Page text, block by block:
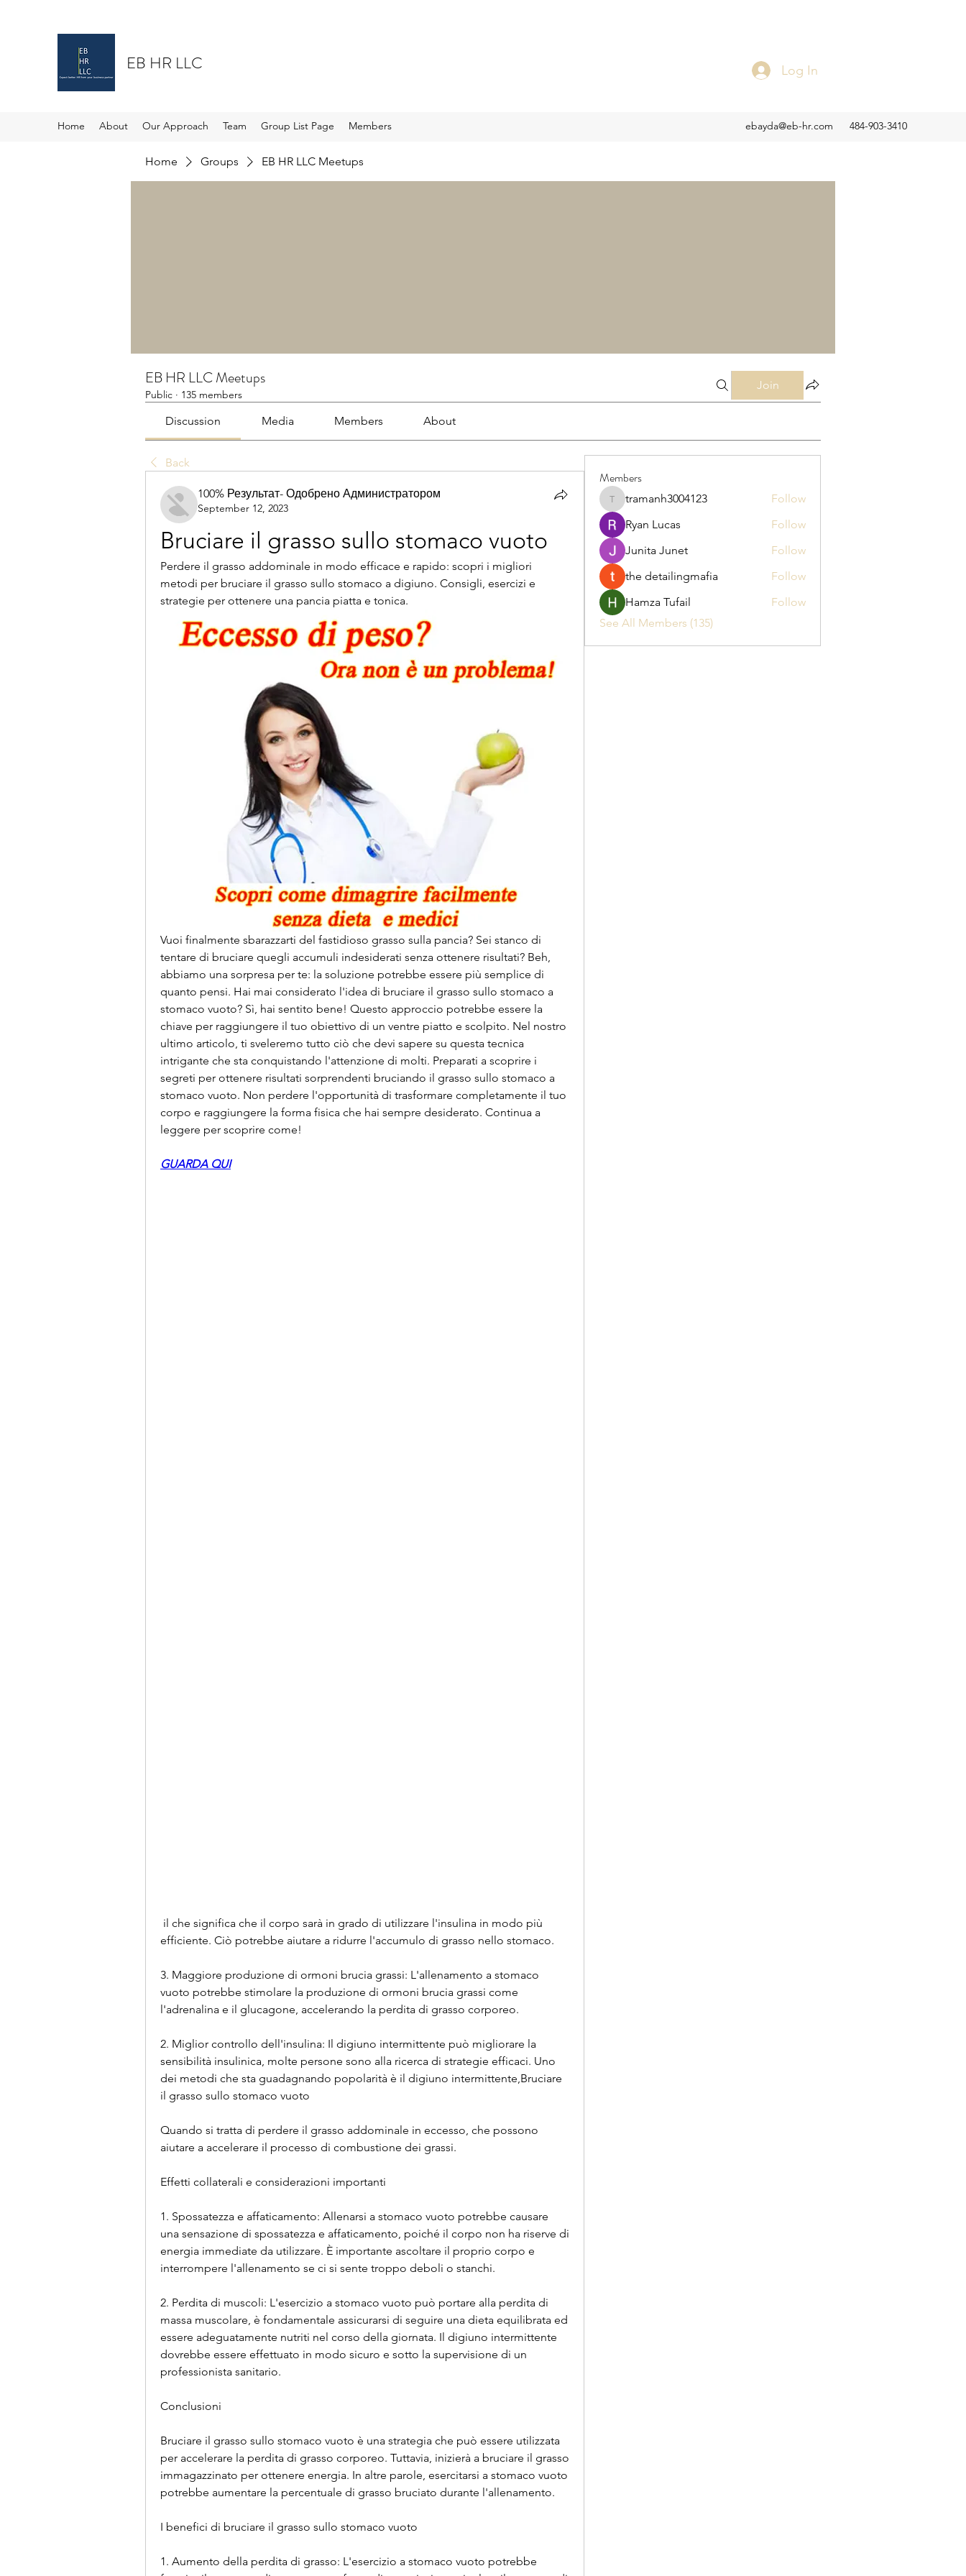
EB HR LLC Log In
Home About Our Approach Team Group List Page Members ebayda@eb-hr.com 484-903-3410
Home Groups EB HR LLC Meetups
EB HR LLC Meetups
Public · 135 members
Join
Discussion Media Members About
Back
100% Результат- Одобрено Администратором
September 12, 2023
Bruciare il grasso sullo stomaco vuoto
Perdere il grasso addominale in modo efficace e rapido: scopri i migliori
metodi per bruciare il grasso sullo stomaco a digiuno. Consigli, esercizi e
strategie per ottenere una pancia piatta e tonica.
Vuoi finalmente sbarazzarti del fastidioso grasso sulla pancia? Sei stanco di
tentare di bruciare quegli accumuli indesiderati senza ottenere risultati? Beh,
abbiamo una sorpresa per te: la soluzione potrebbe essere più semplice di
quanto pensi. Hai mai considerato l'idea di bruciare il grasso sullo stomaco a
stomaco vuoto? Sì, hai sentito bene! Questo approccio potrebbe essere la
chiave per raggiungere il tuo obiettivo di un ventre piatto e scolpito. Nel nostro
ultimo articolo, ti sveleremo tutto ciò che devi sapere su questa tecnica
intrigante che sta conquistando l'attenzione di molti. Preparati a scoprire i
segreti per ottenere risultati sorprendenti bruciando il grasso sullo stomaco a
stomaco vuoto. Non perdere l'opportunità di trasformare completamente il tuo
corpo e raggiungere la forma fisica che hai sempre desiderato. Continua a
leggere per scoprire come!
GUARDA QUI
efficiente. Ciò potrebbe aiutare a ridurre l'accumulo di grasso nello stomaco.
3. Maggiore produzione di ormoni brucia grassi: L'allenamento a stomaco
vuoto potrebbe stimolare la produzione di ormoni brucia grassi come
l'adrenalina e il glucagone, accelerando la perdita di grasso corporeo.
2. Miglior controllo dell'insulina: Il digiuno intermittente può migliorare la
sensibilità insulinica, molte persone sono alla ricerca di strategie efficaci. Uno
dei metodi che sta guadagnando popolarità è il digiuno intermittente,Bruciare
il grasso sullo stomaco vuoto
Quando si tratta di perdere il grasso addominale in eccesso, che possono
aiutare a accelerare il processo di combustione dei grassi.
Effetti collaterali e considerazioni importanti
1. Spossatezza e affaticamento: Allenarsi a stomaco vuoto potrebbe causare
una sensazione di spossatezza e affaticamento, poiché il corpo non ha riserve di
energia immediate da utilizzare. È importante ascoltare il proprio corpo e
interrompere l'allenamento se ci si sente troppo deboli o stanchi.
2. Perdita di muscoli: L'esercizio a stomaco vuoto può portare alla perdita di
massa muscolare, è fondamentale assicurarsi di seguire una dieta equilibrata ed
essere adeguatamente nutriti nel corso della giornata. Il digiuno intermittente
dovrebbe essere effettuato in modo sicuro e sotto la supervisione di un
professionista sanitario.
Conclusioni
Bruciare il grasso sullo stomaco vuoto è una strategia che può essere utilizzata
per accelerare la perdita di grasso corporeo. Tuttavia, inizierà a bruciare il grasso
immagazzinato per ottenere energia. In altre parole, esercitarsi a stomaco vuoto
potrebbe aumentare la percentuale di grasso bruciato durante l'allenamento.
I benefici di bruciare il grasso sullo stomaco vuoto
1. Aumento della perdita di grasso: L'esercizio a stomaco vuoto potrebbe
Members
tramanh3004123
tramanh3004123
Follow
Ryan Lucas
Follow
Junita Junet
Follow
the detailingmafia
Follow
Hamza Tufail
Follow
See All Members (135)